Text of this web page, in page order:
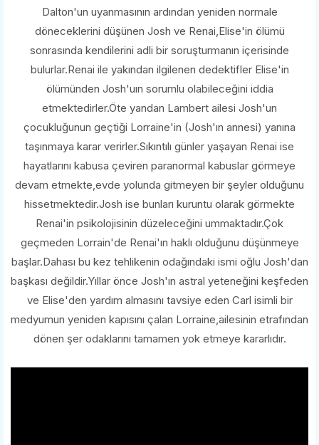
Dalton'un uyanmasının ardından yeniden normale
döneceklerini düşünen Josh ve Renai,Elise'in ölümü
sonrasında kendilerini adli bir soruşturmanın içerisinde
bulurlar.Renai ile yakından ilgilenen dedektifler Elise'in
ölümünden Josh'uın sorumlu olabileceğini iddia
etmektedirler.Öte yandan Lambert ailesi Josh'un
çocukluğunun geçtiği Lorraine'in (Josh'ın annesi) yanına
taşınmaya karar verirler.Sıkıntılı günler yaşayan Renai ise
hayatlarını kabusa çeviren paranormal kabuslar görmeye
devam etmekte,evde yolunda gitmeyen bir şeyler olduğunu
hissetmektedir.Josh ise bunları kuruntu olarak görmekte
Renai'in psikolojisinin düzeleceğini ummaktadır.Çok
geçmeden Lorrain'de Renai'ın haklı olduğunu düşünmeye
başlar.Dahası bu kez tehlikenin odağındaki ismi oğlu Josh'dan
başkası değildir.Yıllar önce Josh'ın astral yeteneğini keşfeden
ve Elise'den yardım almasını tavsiye eden Carl isimli bir
medyumun yeniden kapısını çalan Lorraine,ailesinin etrafından
dönen şer odaklarını tamamen yok etmeye kararlıdır.